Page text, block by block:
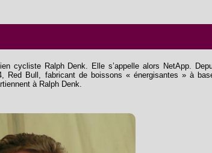
cycliste Ralph Denk. Elle s’appelle alors NetApp.
Red Bull, fabricant de boissons « énergisantes » à
à Ralph Denk.